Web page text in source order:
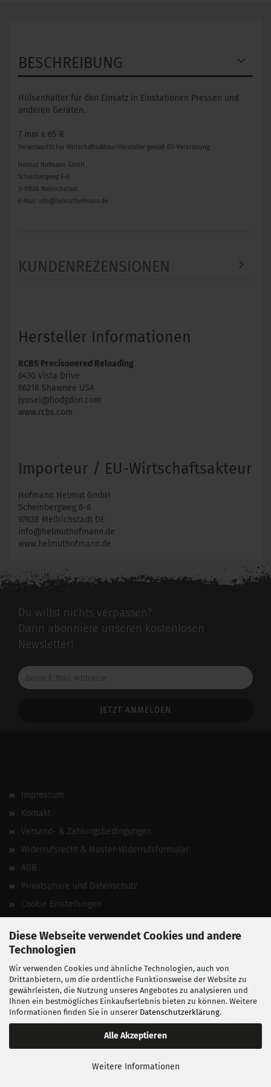
Diese Webseite verwendet Cookies und andere
Technologien
Wir verwenden Cookies und ähnliche Technologien, auch von
Drittanbietern, um die ordentliche Funktionsweise der Website zu
gewährleisten, die Nutzung unseres Angebotes zu analysieren und
Ihnen ein bestmögliches Einkaufserlebnis bieten zu können. Weitere
Informationen finden Sie in unserer Datenschutzerklärung.
Alle Akzeptieren
Weitere Informationen
BESCHREIBUNG
Hülsenhalter für den Einsatz in Einstationen Pressen und
anderen Geräten.
7 mm x 65 R
Verantwortlicher Wirtschaftsakteur/Hersteller gemäß EU-Verordnung
Helmut Hofmann GmbH
Scheinbergweg 6-8
D-97638 Mellrichstadt
E-Mail: info@helmuthofmann.de
KUNDENREZENSIONEN
Hersteller Informationen
RCBS Precisonered Reloading
6430 Vista Drive
66218 Shawnee USA
jyosel@hodgdon.com
www.rcbs.com
Importeur / EU-Wirtschaftsakteur
Hofmann Helmut GmbH
Scheinbergweg 6-8
97638 Mellrichstadt DE
info@helmuthofmann.de
www.helmuthofmann.de
Du willst nichts verpassen?
Dann abonniere unseren kostenlosen
Newsletter!
Deine
E-
Impressum
Kontakt
Versand- & Zahlungsbedingungen
Widerrufsrecht & Muster-Widerrufsformular
AGB
Privatsphäre und Datenschutz
Cookie Einstellungen
Vertrag widerrufen
Entwickelt vonfabian heinz webdesign